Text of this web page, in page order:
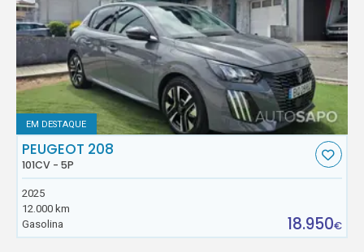
EM DESTAQUE
PEUGEOT 208
101CV - 5P
2025
12.000 km
Gasolina
18.950€